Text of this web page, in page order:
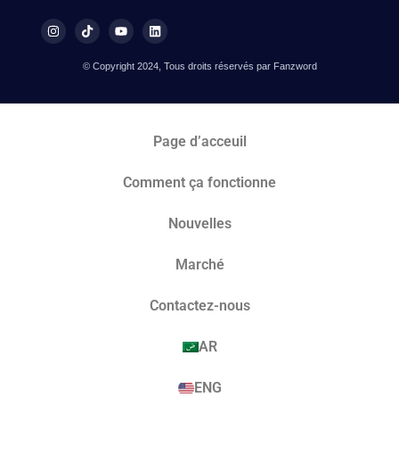
© Copyright 2024, Tous droits réservés par Fanzword
Page d’acceuil
Comment ça fonctionne
Nouvelles
Marché​
Contactez-nous
AR
ENG